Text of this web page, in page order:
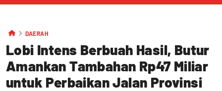
DAERAH
Lobi Intens Berbuah Hasil, Butur
Amankan Tambahan Rp47 Miliar
untuk Perbaikan Jalan Provinsi